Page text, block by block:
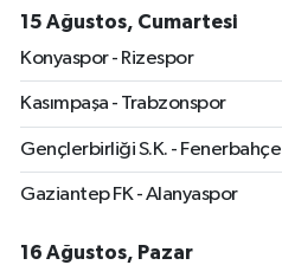
15 Ağustos, Cumartesi
Konyaspor - Rizespor
Kasımpaşa - Trabzonspor
Gençlerbirliği S.K. - Fenerbahçe
Gaziantep FK - Alanyaspor
16 Ağustos, Pazar